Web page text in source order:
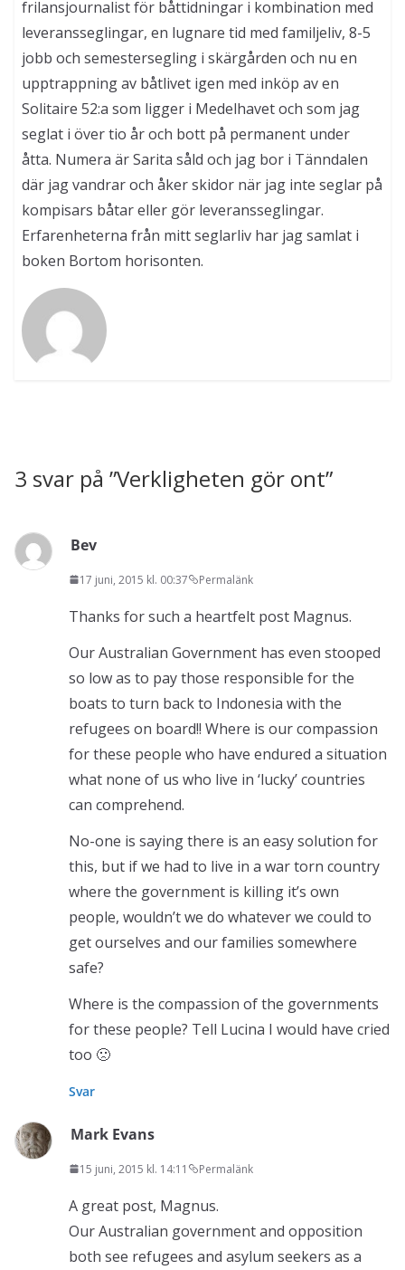
frilansjournalist för båttidningar i kombination med
leveransseglingar, en lugnare tid med familjeliv, 8-5
jobb och semestersegling i skärgården och nu en
upptrappning av båtlivet igen med inköp av en
Solitaire 52:a som ligger i Medelhavet och som jag
seglat i över tio år och bott på permanent under
åtta. Numera är Sarita såld och jag bor i Tänndalen
där jag vandrar och åker skidor när jag inte seglar på
kompisars båtar eller gör leveransseglingar.
Erfarenheterna från mitt seglarliv har jag samlat i
boken Bortom horisonten.
3 svar på ”Verkligheten gör ont”
Bev
17 juni, 2015 kl. 00:37 Permalänk
Thanks for such a heartfelt post Magnus.
Our Australian Government has even stooped
so low as to pay those responsible for the
boats to turn back to Indonesia with the
refugees on board!! Where is our compassion
for these people who have endured a situation
what none of us who live in ‘lucky’ countries
can comprehend.
No-one is saying there is an easy solution for
this, but if we had to live in a war torn country
where the government is killing it’s own
people, wouldn’t we do whatever we could to
get ourselves and our families somewhere
safe?
Where is the compassion of the governments
for these people? Tell Lucina I would have cried
too 🙁
Svar
Mark Evans
15 juni, 2015 kl. 14:11 Permalänk
A great post, Magnus.
Our Australian government and opposition
both see refugees and asylum seekers as a